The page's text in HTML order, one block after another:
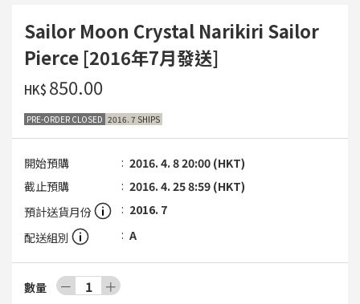
Sailor Moon Crystal Narikiri Sailor
Pierce [2016年7月發送]
HK$ ‌850.00
PRE-ORDER CLOSED 2016. 7 SHIPS
開始預購
2016. 4. 8 20:00 (HKT)
截止預購
2016. 4. 25 8:59 (HKT)
預計送貨月份
2016. 7
配送組別
A
數量 － 1 ＋